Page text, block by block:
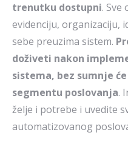
trenutku dostupni. Sve
evidenciju, organizaciju,
sebe preuzima sistem.
doživeti nakon
sistema, bez sumnje
segmentu poslovanja.
želje i potrebe i uvedite
automatizovanog